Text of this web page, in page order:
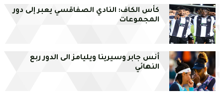
كأس الكاف: النادي الصفاقسي يعبر إلى دور
المجموعات
أنس جابر وسيرينا ويليامز الى الدور ربع
النهائي